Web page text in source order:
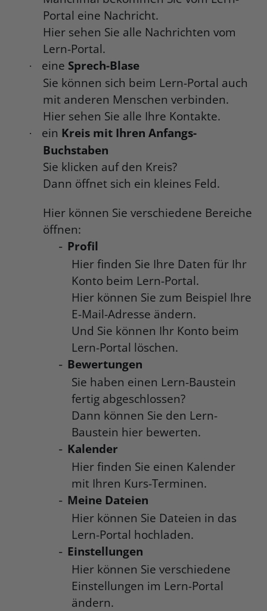
Portal eine Nachricht.
Hier sehen Sie alle Nachrichten vom
Lern-Portal.
· eine Sprech-Blase
Sie können sich beim Lern-Portal auch
mit anderen Menschen verbinden.
Hier sehen Sie alle Ihre Kontakte.
· ein Kreis mit Ihren Anfangs-
Buchstaben
Sie klicken auf den Kreis?
Dann öffnet sich ein kleines Feld.
Hier können Sie verschiedene Bereiche
öffnen:
- Profil
Hier finden Sie Ihre Daten für Ihr
Konto beim Lern-Portal.
Hier können Sie zum Beispiel Ihre
E-Mail-Adresse ändern.
Und Sie können Ihr Konto beim
Lern-Portal löschen.
- Bewertungen
Sie haben einen Lern-Baustein
fertig abgeschlossen?
Dann können Sie den Lern-
Baustein hier bewerten.
- Kalender
Hier finden Sie einen Kalender
mit Ihren Kurs-Terminen.
- Meine Dateien
Hier können Sie Dateien in das
Lern-Portal hochladen.
- Einstellungen
Hier können Sie verschiedene
Einstellungen im Lern-Portal
ändern.